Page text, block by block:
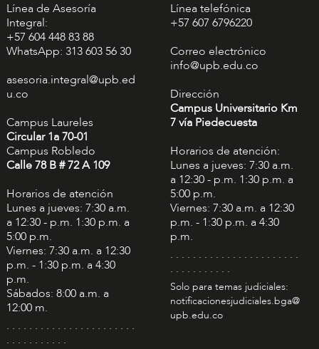
Línea de Asesoría
Integral:
+57 604 448 83 88
WhatsApp: 313 603 56 30
asesoria.integral@upb.ed
u.co
Campus Laureles
Circular 1a 70-01
Campus Robledo
Calle 78 B # 72 A 109
Horarios de atención
Lunes a jueves: 7:30 a.m.
a 12:30 - p.m. 1:30 p.m. a
5:00 p.m.
Viernes: 7:30 a.m. a 12:30
p.m. - 1:30 p.m. a 4:30
p.m.
Sábados: 8:00 a.m. a
12:00 m.
. . . . . . . . . . . . . . . . . . . . . . .
. . . . . . . . . . .
Línea telefónica
+57 607 6796220
Correo electrónico
info@upb.edu.co
Dirección
Campus Universitario Km
7 vía Piedecuesta
Horarios de atención:
Lunes a jueves: 7:30 a.m.
a 12:30 - p.m. 1:30 p.m. a
5:00 p.m.
Viernes: 7:30 a.m. a 12:30
p.m. - 1:30 p.m. a 4:30
p.m.
. . . . . . . . . . . . . . . . . . . . . . .
. . . . . . . . . . .
Solo para temas judiciales:
notificacionesjudiciales.bga@
upb.edu.co